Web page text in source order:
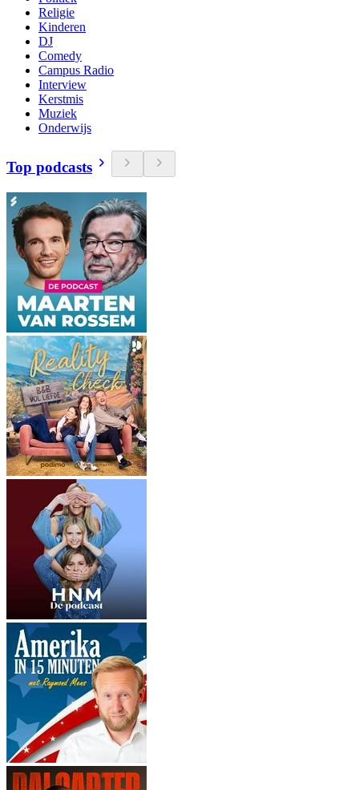
Religie
Kinderen
DJ
Comedy
Campus Radio
Interview
Kerstmis
Muziek
Onderwijs
Top podcasts